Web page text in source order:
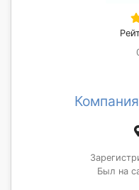
Был на